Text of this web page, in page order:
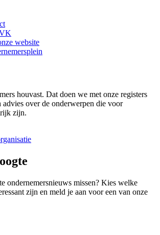
website
houvast. Dat doen we met onze registers
advies over de onderwerpen die voor
zijn.
ondernemersnieuws missen? Kies welke
zijn en meld je aan voor een van onze